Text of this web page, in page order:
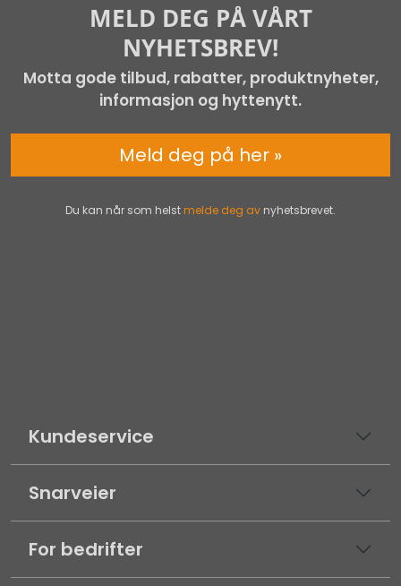
Kundeservice
Snarveier
For bedrifter
MELD DEG PÅ VÅRT
NYHETSBREV!
Motta gode tilbud, rabatter, produktnyheter,
informasjon og hyttenytt.
Du kan når som helst melde deg av nyhetsbrevet.
Meld deg på her »